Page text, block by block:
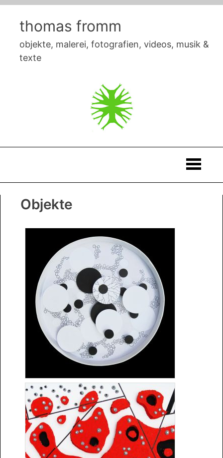
Skip
contentthomas fromm
objekte, malerei, fotografien, videos, musik &
texte
Fromm
Objekte